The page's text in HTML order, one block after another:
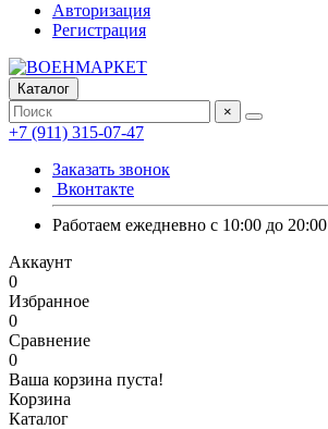
Авторизация
Регистрация
Каталог
×
+7 (911) 315-07-47
Заказать звонок
Вконтакте
Работаем ежедневно с 10:00 до 20:00
Аккаунт
0
Избранное
0
Сравнение
0
Ваша корзина пуста!
Корзина
Каталог